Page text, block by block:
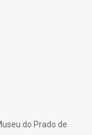
do Prado de